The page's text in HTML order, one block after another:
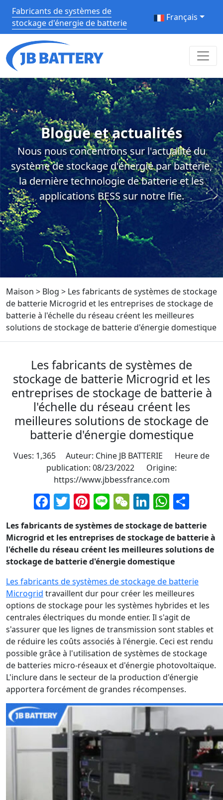
Fabricants de systèmes de
stockage d'énergie de batterie
Français
Blogue et actualités
Nous nous concentrons sur l'actualité du
système de stockage d'énergie par batterie,
la dernière technologie de batterie et les
applications BESS sur notre lfie.
Maison > Blog > Les fabricants de systèmes de stockage
de batterie Microgrid et les entreprises de stockage de
batterie à l'échelle du réseau créent les meilleures
solutions de stockage de batterie d'énergie domestique
Les fabricants de systèmes de
stockage de batterie Microgrid et les
entreprises de stockage de batterie à
l'échelle du réseau créent les
meilleures solutions de stockage de
batterie d'énergie domestique
Vues: 1,365 Auteur: Chine JB BATTERIE Heure de
publication: 08/23/2022 Origine:
https://www.jbbessfrance.com
Facebook
Twitter
Pinterest
LineWeChat
LinkedIn
Les fabricants de systèmes de stockage de batterie
Microgrid et les entreprises de stockage de batterie à
l'échelle du réseau créent les meilleures solutions de
stockage de batterie d'énergie domestique
Les fabricants de systèmes de stockage de batterie
Microgrid travaillent dur pour créer les meilleures
options de stockage pour les systèmes hybrides et les
centrales électriques du monde entier. Il s'agit de
s'assurer que les lignes de transmission sont stables et
de réduire les coûts associés à l'énergie. Ceci est rendu
possible grâce à l'utilisation de systèmes de stockage
de batteries micro-réseaux et d'énergie photovoltaïque.
L'inclure dans le secteur de la production d'énergie
apportera forcément de grandes récompenses.